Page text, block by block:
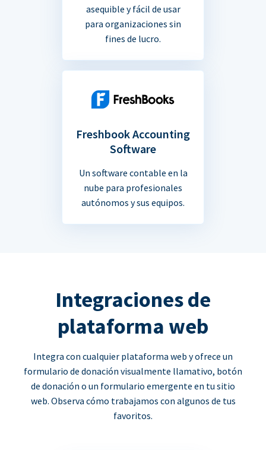
asequible y fácil de usar
para organizaciones sin
fines de lucro.
Freshbook Accounting
Software
Un software contable en la
nube para profesionales
autónomos y sus equipos.
Integraciones de
plataforma web
Integra con cualquier plataforma web y ofrece un
formulario de donación visualmente llamativo, botón
de donación o un formulario emergente en tu sitio
web. Observa cómo trabajamos con algunos de tus
favoritos.